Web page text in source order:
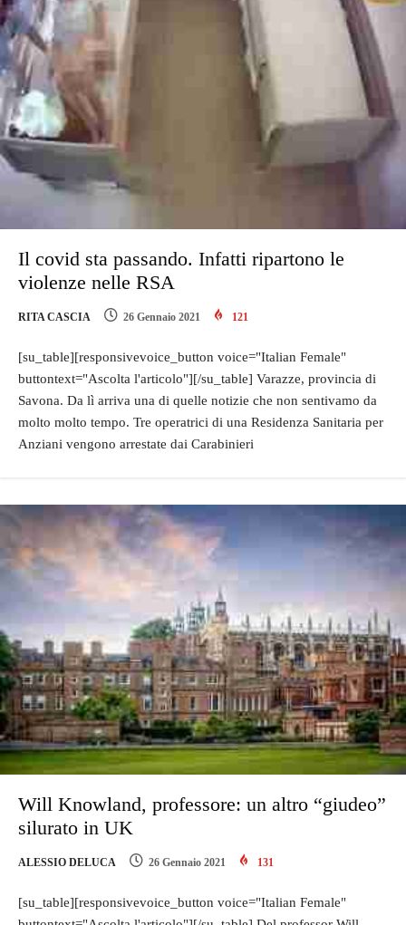
Il covid sta passando. Infatti ripartono le
violenze nelle RSA
RITA CASCIA 26 Gennaio 2021 121
[su_table][responsivevoice_button voice="Italian Female"
buttontext="Ascolta l'articolo"][/su_table] Varazze, provincia di
Savona. Da lì arriva una di quelle notizie che non sentivamo da
molto molto tempo. Tre operatrici di una Residenza Sanitaria per
Anziani vengono arrestate dai Carabinieri
Will Knowland, professore: un altro “giudeo”
silurato in UK
ALESSIO DELUCA 26 Gennaio 2021 131
[su_table][responsivevoice_button voice="Italian Female"